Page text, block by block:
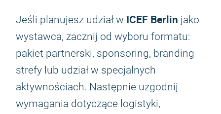
Jeśli planujesz udział w ICEF Berlin jako
wystawca, zacznij od wyboru formatu:
pakiet partnerski, sponsoring, branding
strefy lub udział w specjalnych
aktywnościach. Następnie uzgodnij
wymagania dotyczące logistyki,